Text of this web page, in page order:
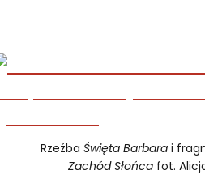
Rzeźba Święta Barbarai
Zachód Słońca fot.